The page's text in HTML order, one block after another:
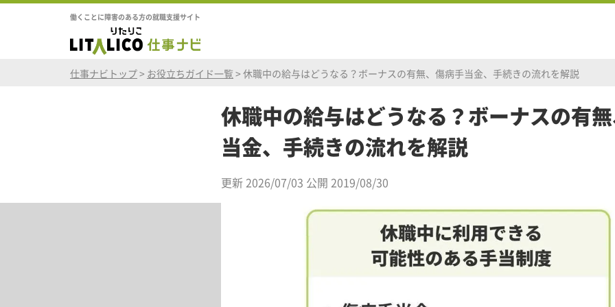
働くことに障害のある方の就職支援サイト
仕事ナビトップ> お役立ちガイド一覧 > 休職中の給与はどうなる？ボーナスの有無、傷病手当金、手続きの流れを解説
休職中の給与はどうなる？ボーナスの有
当金、手続きの流れを解説
更新 2026/07/03 公開 2019/08/30